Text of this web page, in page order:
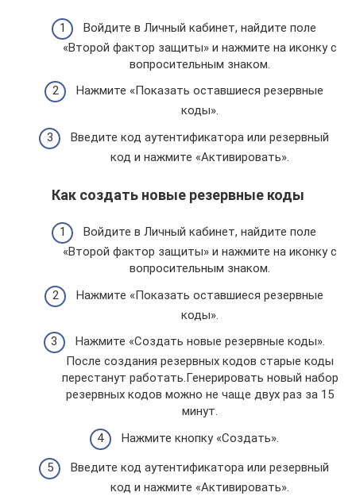
Войдите в Личный кабинет, найдите поле
«Второй фактор защиты» и нажмите на иконку с
вопросительным знаком.
Нажмите «Показать оставшиеся резервные
коды».
Введите код аутентификатора или резервный
код и нажмите «Активировать».
Как создать новые резервные коды
Войдите в Личный кабинет, найдите поле
«Второй фактор защиты» и нажмите на иконку с
вопросительным знаком.
Нажмите «Показать оставшиеся резервные
коды».
Нажмите «Создать новые резервные коды».
После создания резервных кодов старые коды
перестанут работать.Генерировать новый набор
резервных кодов можно не чаще двух раз за 15
минут.
Нажмите кнопку «Создать».
Введите код аутентификатора или резервный
код и нажмите «Активировать».